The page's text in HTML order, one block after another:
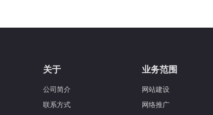
关于
公司简介
联系方式
业务范围
网站建设
网络推广